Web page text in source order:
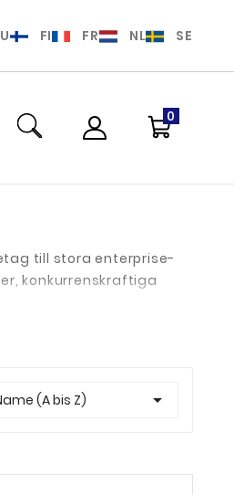
FI FR NL SE
0
till stora enterprise-
konkurrenskraftiga
bredbandsanslutning
(A bis Z) 